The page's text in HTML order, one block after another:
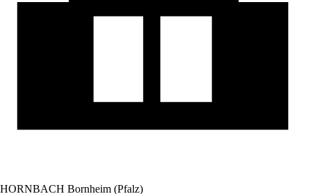
HORNBACH Bornheim (Pfalz)